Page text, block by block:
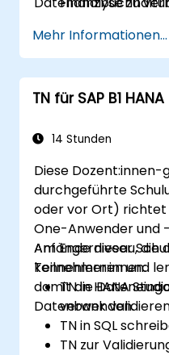
Distribution
können.
Hauptdaten für
Materialien
Gewonnene
Sich auf weitere
Mehr Informationen...
TN für SAP B1 HANA
14 Stunden
Diese Dozent:innen-
durchgeführte
oder vor Ort) richtet
One-Anwender und
Anfängerniveau, die
kennenlernen und
damit die
Datenbank
Am Ende dieser
Teilnehmer:innen:
TN in HANA
verwenden.
TN in SQL
TN zur